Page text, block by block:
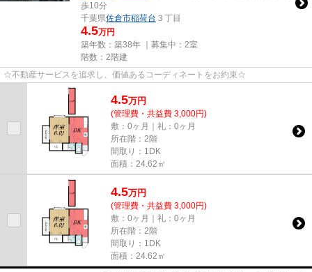
歩10分
千葉県佐倉市稲荷台 ３丁目
4.5万円
築年数：築38年 ｜募集中： 2室
階数：2階建
☆不動産サービスを追求し、価値あるコーディネートをお約束☆
4.5万円
(管理費・共益費 3,000円)
敷：0ヶ月｜礼：0ヶ月
所在階：2階
間取り：1DK
面積：24.62㎡
4.5万円
(管理費・共益費 3,000円)
敷：0ヶ月｜礼：0ヶ月
所在階：2階
間取り：1DK
面積：24.62㎡